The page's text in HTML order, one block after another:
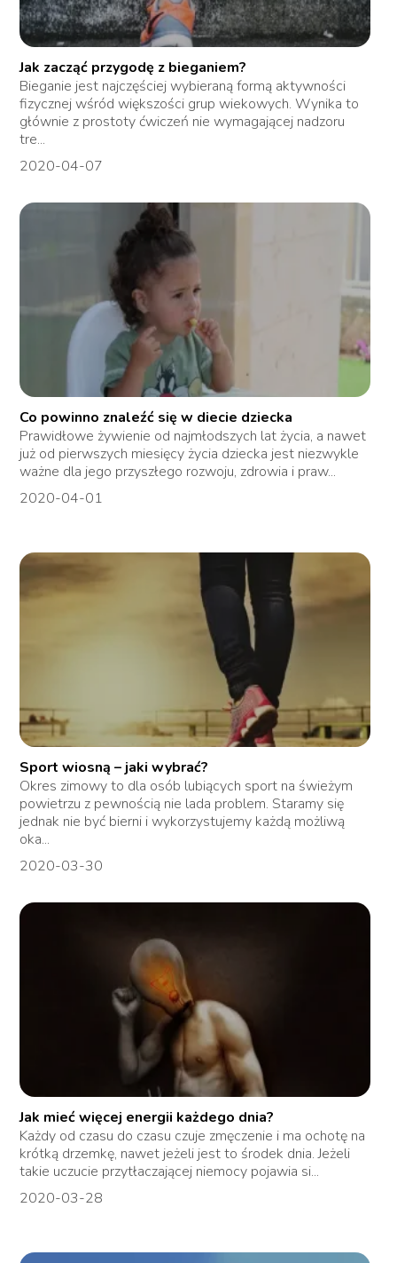
Jak zacząć przygodę z bieganiem?
Bieganie jest najczęściej wybieraną formą aktywności
fizycznej wśród większości grup wiekowych. Wynika to
głównie z prostoty ćwiczeń nie wymagającej nadzoru
tre...
2020-04-07
Co powinno znaleźć się w diecie dziecka
Prawidłowe żywienie od najmłodszych lat życia, a nawet
już od pierwszych miesięcy życia dziecka jest niezwykle
ważne dla jego przyszłego rozwoju, zdrowia i praw...
2020-04-01
Sport wiosną – jaki wybrać?
Okres zimowy to dla osób lubiących sport na świeżym
powietrzu z pewnością nie lada problem. Staramy się
jednak nie być bierni i wykorzystujemy każdą możliwą
oka...
2020-03-30
Jak mieć więcej energii każdego dnia?
Każdy od czasu do czasu czuje zmęczenie i ma ochotę na
krótką drzemkę, nawet jeżeli jest to środek dnia. Jeżeli
takie uczucie przytłaczającej niemocy pojawia si...
2020-03-28